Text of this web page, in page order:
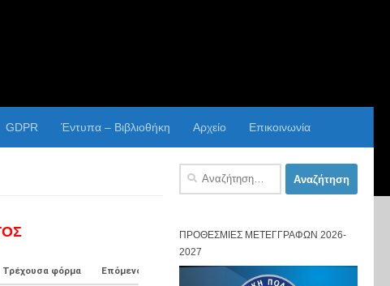
GDPR Έντυπα – Βιβλιοθήκη Αρχείο Επικοινωνία
Τρέχουσα φόρμα Επόμενος Αγώνας
Αναζήτηση
ΠΡΟΘΕΣΜΊΕΣ ΜΕΤΕΓΓΡΑΦΏΝ 2026-
2027